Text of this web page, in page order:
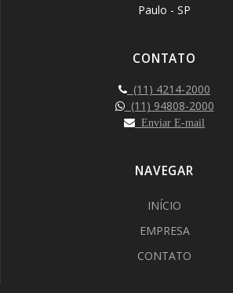
Paulo - SP
CONTATO
(11) 4214-2000
(11) 94808-2000
Enviar E-mail
NAVEGAR
INÍCIO
EMPRESA
CONTATO